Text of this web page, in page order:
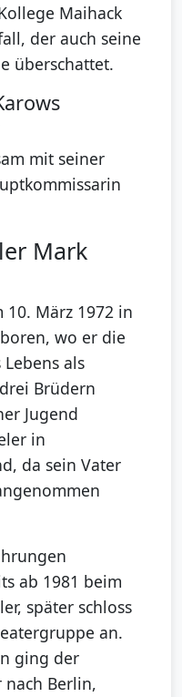
Maihack
der auch seine
überschattet.
mit seiner
Mark
10. März 1972 in
wo er die
als
Brüdern
Jugend
in
da sein Vater
ab 1981 beim
später schloss
an.
ging der
nach Berlin,